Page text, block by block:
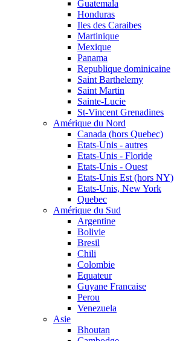
Guatemala
Honduras
Iles des Caraibes
Martinique
Mexique
Panama
Republique dominicaine
Saint Barthelemy
Saint Martin
Sainte-Lucie
St-Vincent Grenadines
Amérique du Nord
Canada (hors Quebec)
Etats-Unis - autres
Etats-Unis - Floride
Etats-Unis - Ouest
Etats-Unis Est (hors NY)
Etats-Unis, New York
Quebec
Amérique du Sud
Argentine
Bolivie
Bresil
Chili
Colombie
Equateur
Guyane Francaise
Perou
Venezuela
Asie
Bhoutan